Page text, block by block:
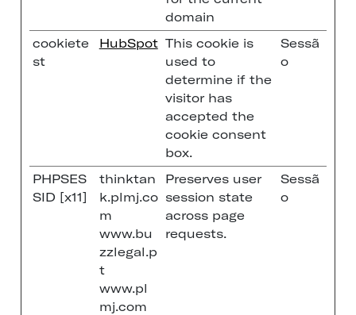
domain
cookiete
st
HubSpot This cookie is
used to
determine if the
visitor has
accepted the
cookie consent
box.
Sessã
o
PHPSES
SID [x11]
thinktan
k.plmj.co
m
www.bu
zzlegal.p
t
www.pl
mj.com
Preserves user
session state
across page
requests.
Sessã
o